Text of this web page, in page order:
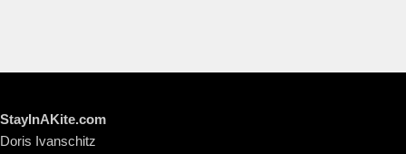
StayInAKite.com
Doris Ivanschitz